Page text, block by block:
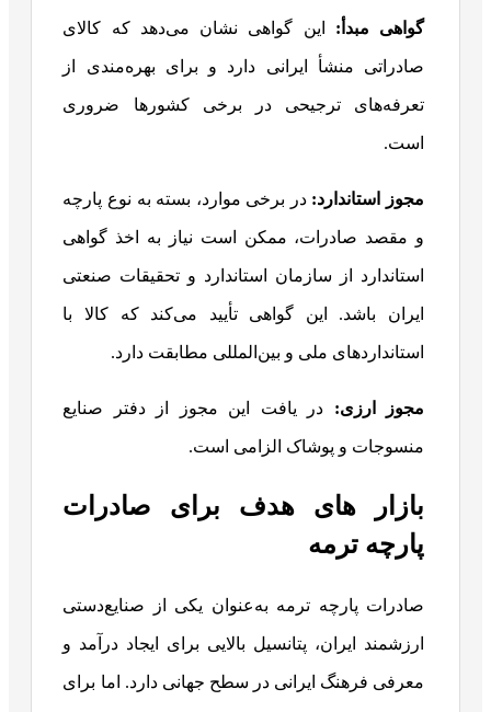
گواهی مبدأ : این گواهی نشان می‌دهد که کالای
صادراتی منشأ ایرانی دارد و برای بهره‌مندی از
تعرفه‌های ترجیحی در برخی کشورها ضروری
است.
مجوز استاندارد:در برخی موارد، بسته به نوع پارچه
و مقصد صادرات، ممکن است نیاز به اخذ گواهی
استاندارد از سازمان استاندارد و تحقیقات صنعتی
ایران باشد. این گواهی تأیید می‌کند که کالا با
استانداردهای ملی و بین‌المللی مطابقت دارد.
مجوز ارزی: در یافت این مجوز از دفتر صنایع
منسوجات و پوشاک الزامی است.
بازار های هدف برای صادرات
پارچه ترمه
صادرات پارچه ترمه به‌عنوان یکی از صنایع‌دستی
ارزشمند ایران، پتانسیل بالایی برای ایجاد درآمد و
معرفی فرهنگ ایرانی در سطح جهانی دارد. اما برای